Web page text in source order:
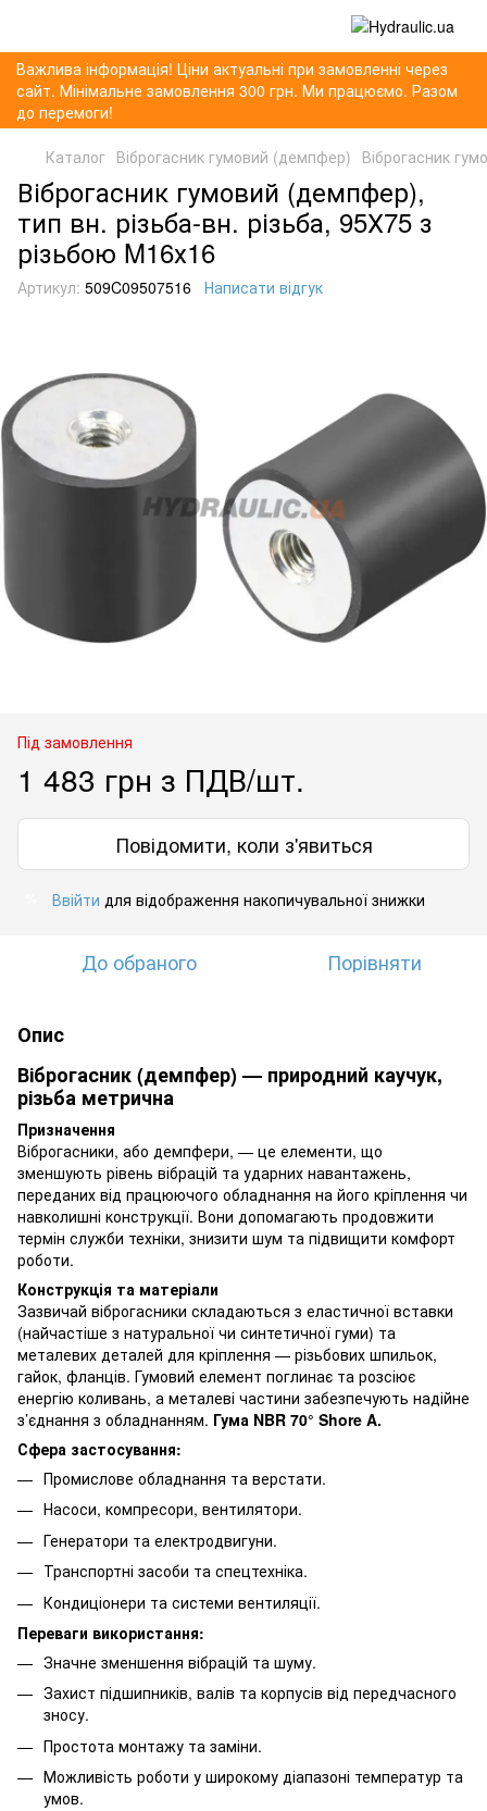
Важлива інформація! Ціни актуальні при замовленні через
сайт. Мінімальне замовлення 300 грн. Ми працюємо. Разом
до перемоги!
Каталог Віброгасник гумовий (демпфер) Віброгасник
Віброгасник гумовий (демпфер),
тип вн. різьба-вн. різьба, 95Х75 з
різьбою M16х16
Артикул: 509C09507516 Написати відгук
Під замовлення
1 483 грн з ПДВ/шт.
Повідомити, коли з'явиться
Ввійти для відображення накопичувальної знижки
До обраного Порівняти
Опис
Віброгасник (демпфер) — природний каучук,
різьба метрична
Призначення
Віброгасники, або демпфери, — це елементи, що
зменшують рівень вібрацій та ударних навантажень,
переданих від працюючого обладнання на його кріплення чи
навколишні конструкції. Вони допомагають продовжити
термін служби техніки, знизити шум та підвищити комфорт
роботи.
Конструкція та матеріали
Зазвичай віброгасники складаються з еластичної вставки
(найчастіше з натуральної чи синтетичної гуми) та
металевих деталей для кріплення — різьбових шпильок,
гайок, фланців. Гумовий елемент поглинає та розсіює
енергію коливань, а металеві частини забезпечують надійне
з’єднання з обладнанням. Гума NBR 70° Shore A.
Сфера застосування:
Промислове обладнання та верстати.
Насоси, компресори, вентилятори.
Генератори та електродвигуни.
Транспортні засоби та спецтехніка.
Кондиціонери та системи вентиляції.
Переваги використання:
Значне зменшення вібрацій та шуму.
Захист підшипників, валів та корпусів від передчасного
зносу.
Простота монтажу та заміни.
Можливість роботи у широкому діапазоні температур та
умов.